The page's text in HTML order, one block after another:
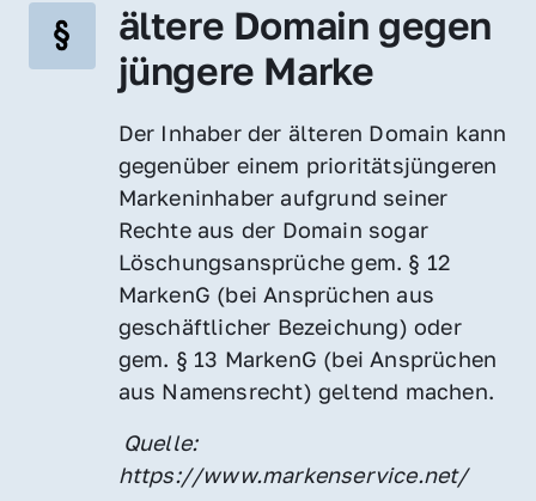
ältere Domain gegen
jüngere Marke
Der Inhaber der älteren Domain kann
gegenüber einem prioritätsjüngeren
Markeninhaber aufgrund seiner
Rechte aus der Domain sogar
Löschungsansprüche gem. § 12
MarkenG (bei Ansprüchen aus
geschäftlicher Bezeichung) oder
gem. § 13 MarkenG (bei Ansprüchen
aus Namensrecht) geltend machen.
https://www.markenservice.net/